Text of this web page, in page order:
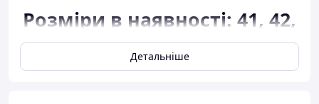
Розміри в наявності: 41, 42,
43, 44, 45.
Відповідність розміру до
Детальніше